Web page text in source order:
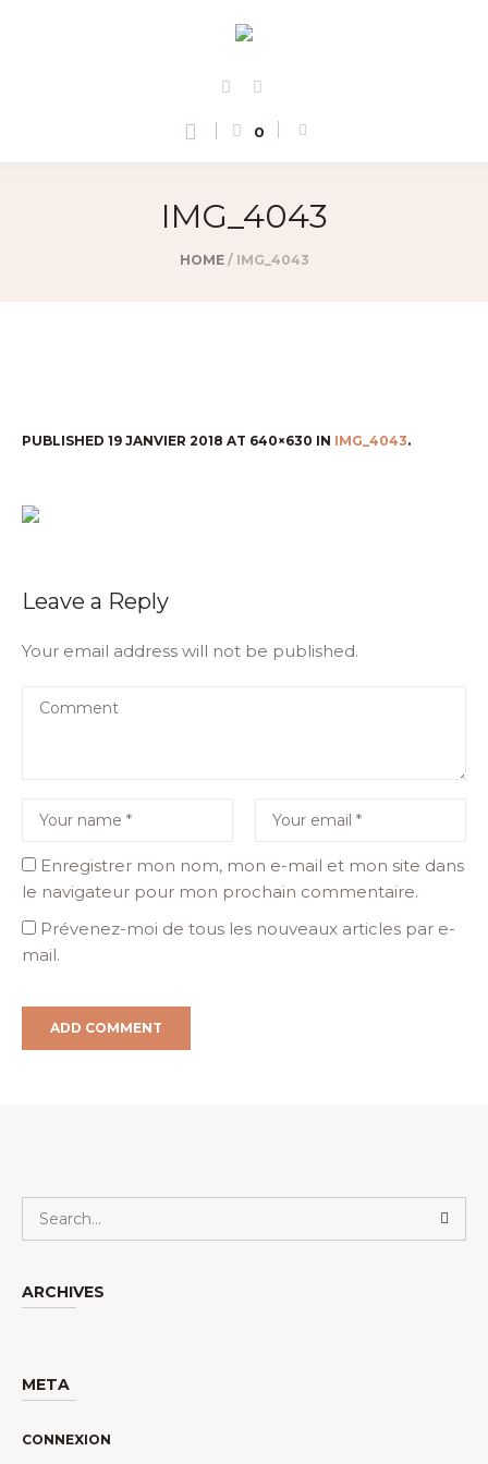
0
IMG_4043
HOME / IMG_4043
PUBLISHED 19 JANVIER 2018 AT 640×630 IN IMG_4043.
Leave a Reply
Your email address will not be published.
Enregistrer mon nom, mon e-mail et mon site dans
le navigateur pour mon prochain commentaire.
Prévenez-moi de tous les nouveaux articles par e-
mail.
ARCHIVES
META
CONNEXION